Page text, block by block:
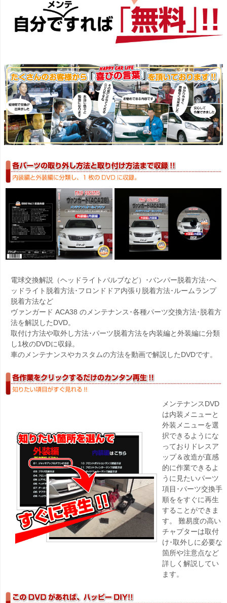
電球交換解説（ヘッドライトバルブなど）･バンパー脱着方法･ヘ
ッドライト脱着方法･フロンドドア内張り脱着方法･ルームランプ
脱着方法など
ヴァンガード ACA38 のメンテナンス･各種パーツ交換方法･脱着方
法を解説したDVD。
取付け方法や取外し方法･パーツ脱着方法を内装編と外装編に分類
し1枚のDVDに収録。
車のメンテナンスやカスタムの方法を動画で解説したDVDです。
メンテナンスDVD
は内装メニューと
外装メニューを選
択できるようにな
っておりドレスア
ップ＆改造が直感
的に作業できるよ
うに見たいパーツ
項目･パーツ交換手
順ををすぐに再生
することができま
す。 難易度の高い
チャプターは取付
け･取外しに必要な
箇所や注意点など
詳しく解説してい
ます。